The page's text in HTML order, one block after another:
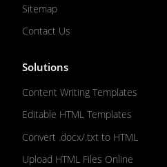
Sitemap
Contact Us
Solutions
Content Writing Templates
Editable HTML Templates
Convert .docx/.txt to HTML
Upload HTML Files Online